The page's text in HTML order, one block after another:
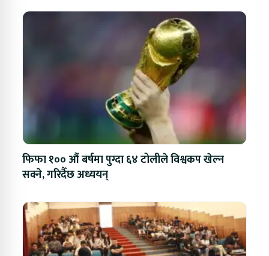
फिफा १०० औं बर्षमा पुग्दा ६४ टोलीले विश्वकप खेल्न
सक्ने, गरिदैँछ अध्ययन्